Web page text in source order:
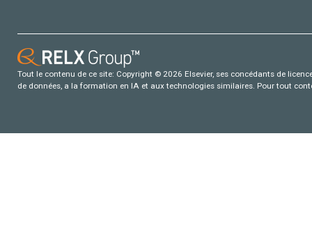
Tout le contenu de ce site: Copyright © 2026 Elsevier, ses concédants de
de données, a la formation en IA et aux technologies similaires. Pour tout